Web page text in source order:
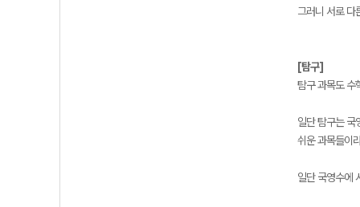
그러니 서로 다
[탐구]
탐구 과목도 수
일단 탐구는 국
쉬운 과목들이
일단 국영수에